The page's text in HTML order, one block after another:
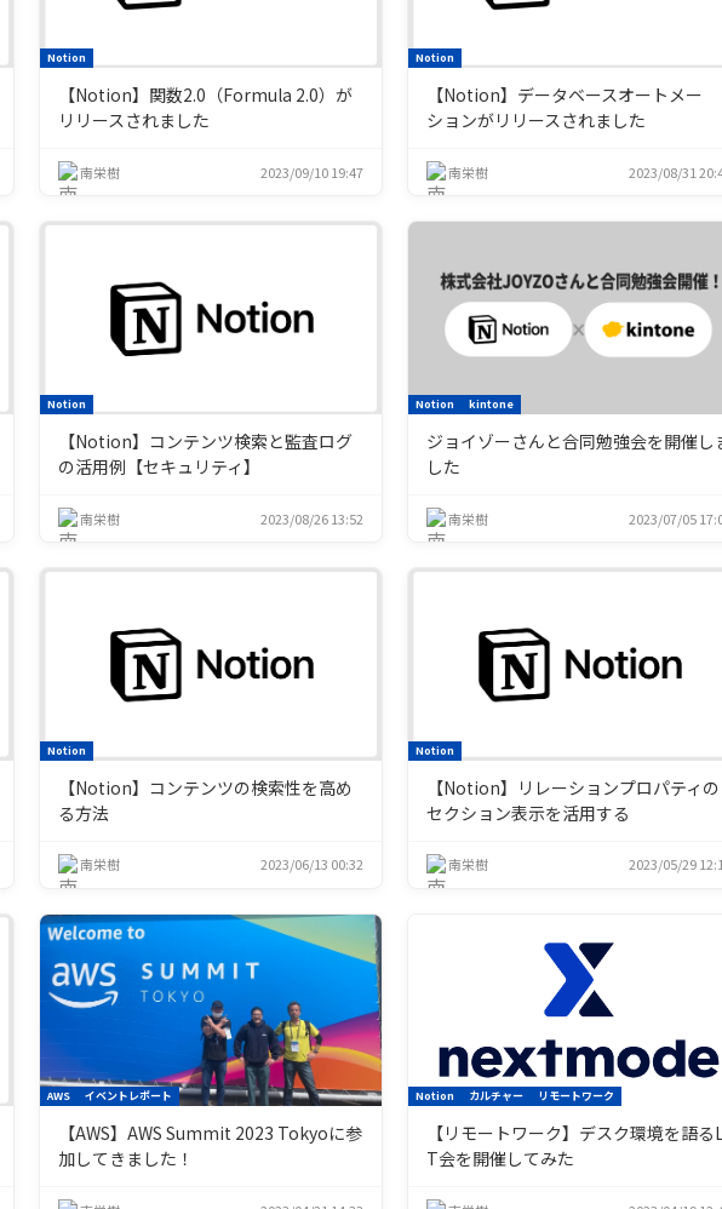
Notion
【Notion】関数2.0（Formula 2.0）が
リリースされました
南栄樹 2023/09/10 19:47
Notion
【Notion】データベースオートメー
ションがリリースされました
南栄樹 2023/08/31
Notion
【Notion】コンテンツ検索と監査ログ
の活用例【セキュリティ】
南栄樹 2023/08/26 13:52
Notion kintone
ジョイゾーさんと合同勉強会を開催し
した
南栄樹 2023/07/05
Notion
【Notion】コンテンツの検索性を高め
る方法
南栄樹 2023/06/13 00:32
Notion
【Notion】リレーションプロパティの
セクション表示を活用する
南栄樹 2023/05/29
AWS イベントレポート
【AWS】AWS Summit 2023 Tokyoに参
加してきました！
Notion カルチャー リモートワーク
【リモートワーク】デスク環境を語る
T会を開催してみた